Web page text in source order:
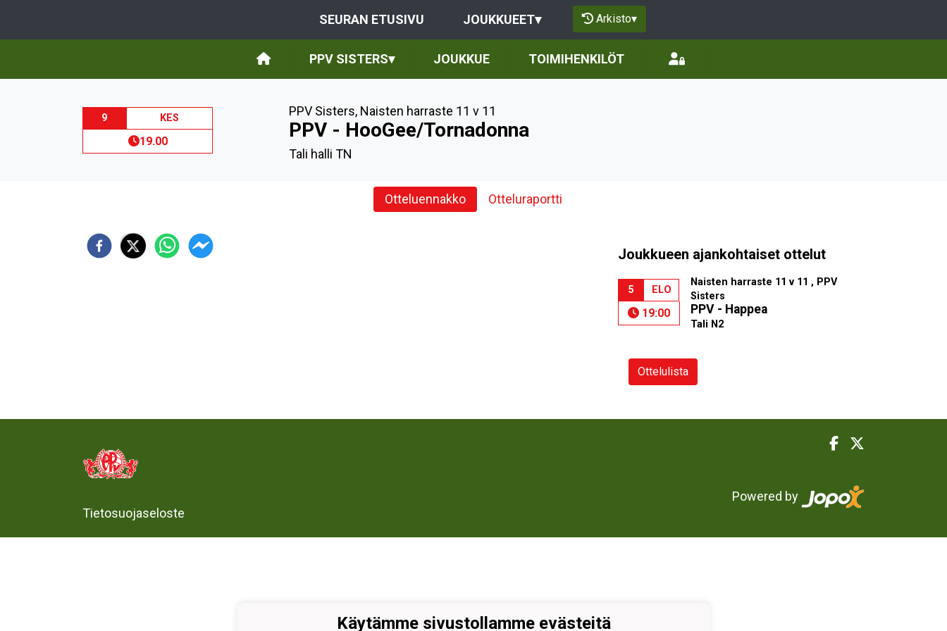
SEURAN ETUSIVU JOUKKUEET▾ Arkisto▾
PPV SISTERS▾ JOUKKUE TOIMIHENKILÖT
9 KES
19.00
PPV Sisters, Naisten harraste 11 v 11
PPV - HooGee/Tornadonna
Tali halli TN
Otteluennakko Otteluraportti
Joukkueen ajankohtaiset ottelut
5 ELO
19:00
Naisten harraste 11 v 11 , PPV
Sisters
PPV - Happea
Tali N2
Ottelulista
Tietosuojaseloste
Powered by
Käytämme sivustollamme evästeitä